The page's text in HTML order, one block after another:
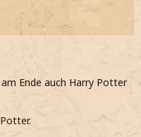
Ende auch Harry Potter